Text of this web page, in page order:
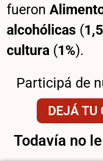
fueron
alcohólicas (
cultura (1%).
Participá de
DEJÁ TU
Todavía no